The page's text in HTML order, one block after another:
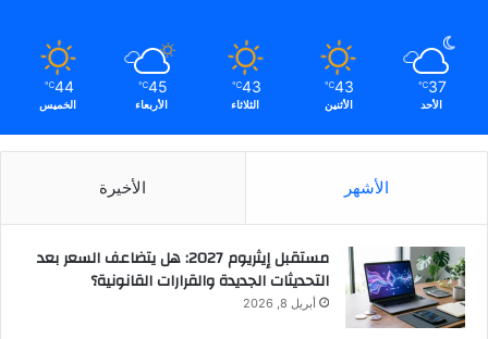
37
℃
الأحد
43
℃
الأثنين
43
℃
الثلاثاء
45
℃
الأربعاء
44
℃
الخميس
الأشهر الأخيرة
مستقبل إيثريوم 2027: هل يتضاعف السعر بعد
التحديثات الجديدة والقرارات القانونية؟
أبريل 8, 2026